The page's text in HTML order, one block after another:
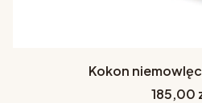
Kokon
Cena
185,00